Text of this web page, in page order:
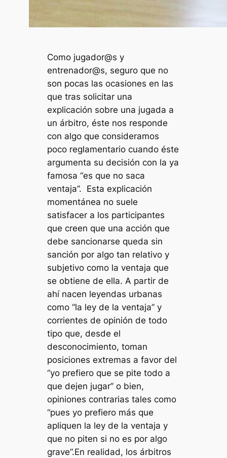
Como jugador@s y
entrenador@s, seguro que no
son pocas las ocasiones en las
que tras solicitar una
explicación sobre una jugada a
un árbitro, éste nos responde
con algo que consideramos
poco reglamentario cuando éste
argumenta su decisión con la ya
famosa “es que no saca
ventaja”. Esta explicación
momentánea no suele
satisfacer a los participantes
que creen que una acción que
debe sancionarse queda sin
sanción por algo tan relativo y
subjetivo como la ventaja que
se obtiene de ella. A partir de
ahí nacen leyendas urbanas
como “la ley de la ventaja” y
corrientes de opinión de todo
tipo que, desde el
desconocimiento, toman
posiciones extremas a favor del
“yo prefiero que se pite todo a
que dejen jugar” o bien,
opiniones contrarias tales como
“pues yo prefiero más que
apliquen la ley de la ventaja y
que no piten si no es por algo
grave”.En realidad, los árbitros